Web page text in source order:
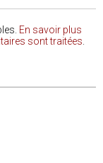
En savoir plus
sont traitées